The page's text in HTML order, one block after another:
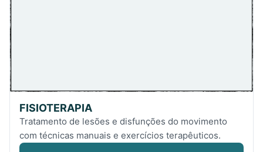
FISIOTERAPIA
Tratamento de lesões e disfunções do movimento
com técnicas manuais e exercícios terapêuticos.